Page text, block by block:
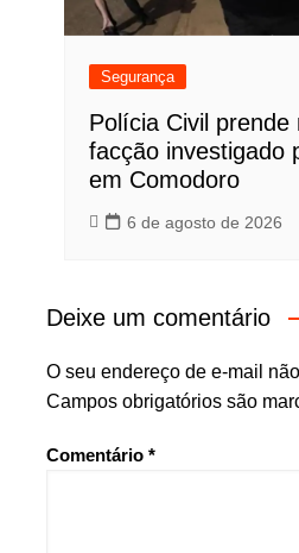
Segurança
Polícia Civil prende
facção investigado
em Comodoro
6 de agosto de 2026
Deixe um comentário
O seu endereço de e-mail
Campos obrigatórios são
Comentário *